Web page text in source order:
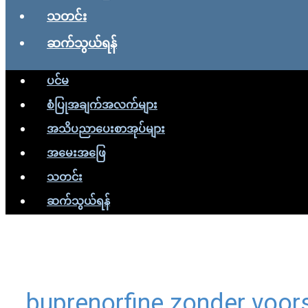
သတင်း
ဆက်သွယ်ရန်
ပင်မ
စံပြုအချက်အလက်များ
အသိပညာပေးစာအုပ်များ
အမေးအဖြေ
သတင်း
ဆက်သွယ်ရန်